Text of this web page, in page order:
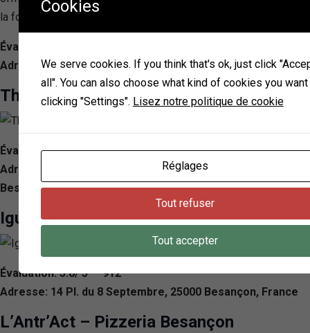
la fois décontractée et exaltante.
Évaluation: 4.3/ 5 — 976
Adresse: 44 Grande Rue, 25000 Besançon, France
The coffee Brass’éliande
Évaluation: 4.0/ 5 — 938
Adresse: 1 Pl. Claude François Jouffroy d’Abbans, 25000
Besançon, France
Iguane Café
Évaluation: 3.8/ 5 — 912
Adresse: 14 Pl. du 8 Septembre, 25000 Besançon, France
L’Antr’Act – Pizzeria Besançon
Cookies
We serve cookies. If you think that's ok, just click
all". You can also choose what kind of cookies you
clicking "Settings". Lisez notre politique de cookie
Réglages
Tout refuser
Tout accepter